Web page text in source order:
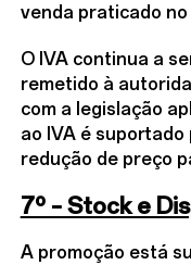
venda praticado
O IVA continua a
remetido à
com a legislação
ao IVA é
redução de preço
7º – Stock e
A promoção está